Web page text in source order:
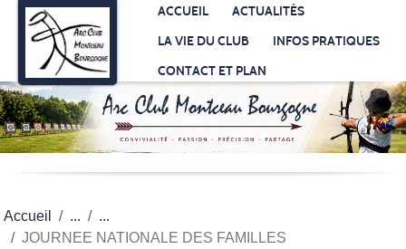
ACCUEIL
ACTUALITÉS
LA VIE DU CLUB
INFOS PRATIQUES
CONTACT ET PLAN
Accueil
JOURNEE NATIONALE DES FAMILLES
Panneau de gestion des cookies